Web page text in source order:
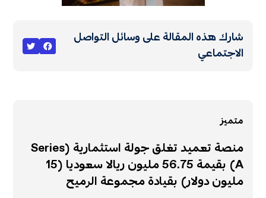
شارك هذه المقالة على وسائل التواصل
الاجتماعي
متميز
منصة تعميد تغلق جولة استثمارية (Series
A) بقيمة 56.75 مليون ريالا سعوديا (15
مليون دولار) بقيادة مجموعة الرميح